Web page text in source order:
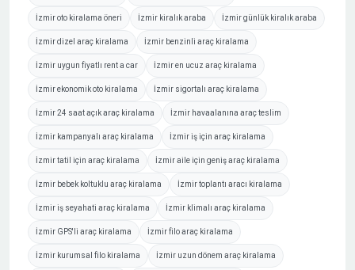
İzmir oto kiralama öneri İzmir kiralık araba İzmir günlük kiralık araba
İzmir dizel araç kiralama İzmir benzinli araç kiralama
İzmir uygun fiyatlı rent a car İzmir en ucuz araç kiralama
İzmir ekonomik oto kiralama İzmir sigortalı araç kiralama
İzmir 24 saat açık araç kiralama İzmir havaalanına araç teslim
İzmir kampanyalı araç kiralama İzmir iş için araç kiralama
İzmir tatil için araç kiralama İzmir aile için geniş araç kiralama
İzmir bebek koltuklu araç kiralama İzmir toplantı aracı kiralama
İzmir iş seyahati araç kiralama İzmir klimalı araç kiralama
İzmir GPS'li araç kiralama İzmir filo araç kiralama
İzmir kurumsal filo kiralama İzmir uzun dönem araç kiralama